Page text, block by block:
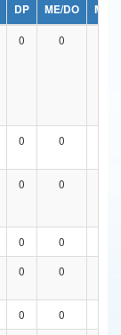
DP ME/DO
MP/
0 0
0 0
0 0
0 0
0 0
0 0